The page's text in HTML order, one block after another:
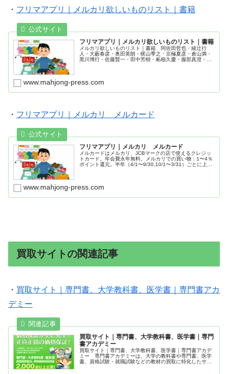
・ フリマアプリ｜メルカリ欲しいものリスト｜書籍
フリマアプリ｜メルカリ欲しいものリスト｜書籍
メルカリ欲しいものリスト｜書籍 阿佐田哲也・綾辻行
人・大藪春彦・奥田英朗・梶山季之・京極夏彦・倉山満・
黒川博行・佐藤賢一・田中芳樹・柘植久慶・服部真澄・藤
www.mahjong-press.com
・ フリマアプリ｜メルカリ メルカード
フリマアプリ｜メルカリ メルカード
メルカードはメルカリ、JCBマークの店で使えるクレジッ
トカード。年会費永年無料。メルカリでの買い物：1〜4％
ポイント還元。半年（4/1〜9/30,10/1〜3/31）ごとに上
元。毎月8日はさらに8%加算。3,750円の買い物で上限
www.mahjong-press.com
買取サイトの関連記事
・ 買取サイト｜専門書、大学教科書、医学書｜専門書アカ
デミー
買取サイト｜専門書、大学教科書、医学書｜専門
書アカデミー
買取サイト｜専門書、大学教科書、医学書｜専門書アカデ
ミー 専門書アカデミーは、大学の教科書や専門書、医学
書、資格試験・就職試験などの教材の買取に特化したサイ